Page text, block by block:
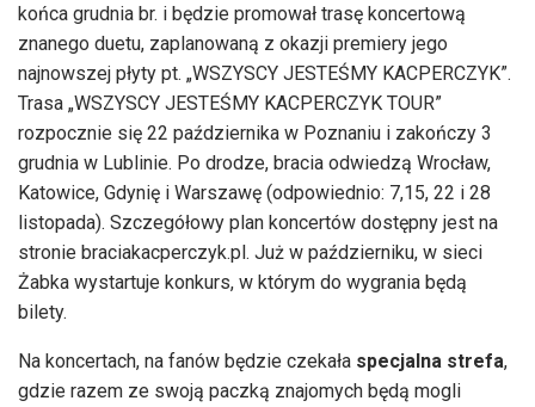
końca grudnia br. i będzie promował trasę koncertową
znanego duetu, zaplanowaną z okazji premiery jego
najnowszej płyty pt. „WSZYSCY JESTEŚMY KACPERCZYK”.
Trasa „WSZYSCY JESTEŚMY KACPERCZYK TOUR”
rozpocznie się 22 października w Poznaniu i zakończy 3
grudnia w Lublinie. Po drodze, bracia odwiedzą Wrocław,
Katowice, Gdynię i Warszawę (odpowiednio: 7,15, 22 i 28
listopada). Szczegółowy plan koncertów dostępny jest na
stronie braciakacperczyk.pl. Już w październiku, w sieci
Żabka wystartuje konkurs, w którym do wygrania będą
bilety.
Na koncertach, na fanów będzie czekała specjalna strefa,
gdzie razem ze swoją paczką znajomych będą mogli